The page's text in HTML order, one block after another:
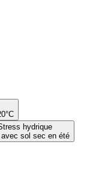
hydrique
sol sec en été